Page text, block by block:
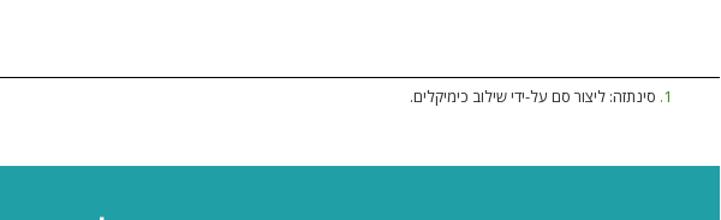
1
. סינתזה: ליצור סם על-ידי שילוב כימיקלים.